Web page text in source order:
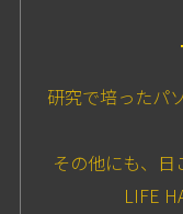
研究で培ったパ
その他にも、
LIFE